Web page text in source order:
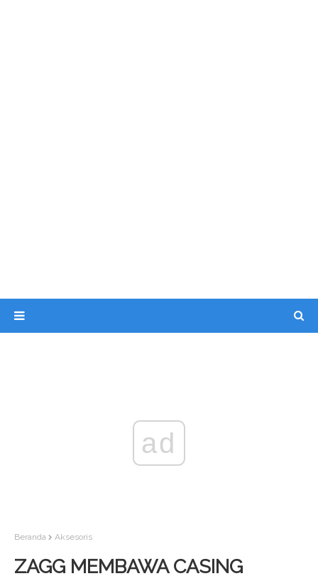
ad
Beranda Aksesoris
ZAGG MEMBAWA CASING